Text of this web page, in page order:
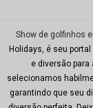
Show de golfinhos
Holidays, é seu
e diversão
selecionamos
garantindo que seu